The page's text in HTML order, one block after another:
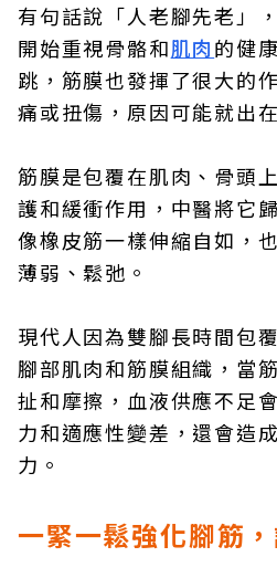
有句話說「人老腳先老」
開始重視骨骼和肌肉的健
跳，筋膜也發揮了很大的
痛或扭傷，原因可能就出
筋膜是包覆在肌肉、骨頭
護和緩衝作用，中醫將它
像橡皮筋一樣伸縮自如，
薄弱、鬆弛。
現代人因為雙腳長時間包
腳部肌肉和筋膜組織，當
扯和摩擦，血液供應不足
力和適應性變差，還會造
力。
一緊一鬆強化腳筋